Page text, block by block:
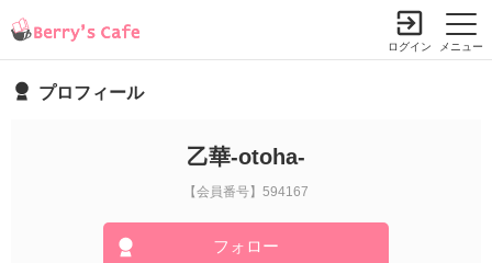
メニュー
ログイン
プロフィール
乙華-otoha-
【会員番号】594167
フォロー